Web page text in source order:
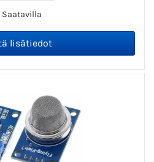
Saatavilla